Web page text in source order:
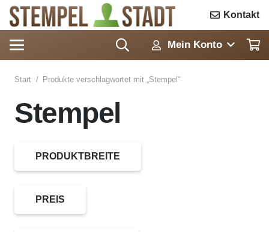
Kontakt
Mein Konto
Start / Produkte verschlagwortet mit „Stempel“
Stempel
PRODUKTBREITE
PREIS